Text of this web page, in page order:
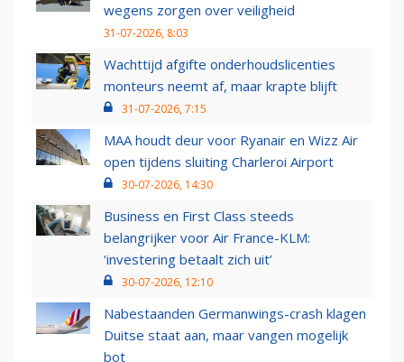
wegens zorgen over veiligheid
31-07-2026, 8:03
Wachttijd afgifte onderhoudslicenties
monteurs neemt af, maar krapte blijft
31-07-2026, 7:15
MAA houdt deur voor Ryanair en Wizz Air
open tijdens sluiting Charleroi Airport
30-07-2026, 14:30
Business en First Class steeds
belangrijker voor Air France-KLM:
‘investering betaalt zich uit’
30-07-2026, 12:10
Nabestaanden Germanwings-crash klagen
Duitse staat aan, maar vangen mogelijk
bot